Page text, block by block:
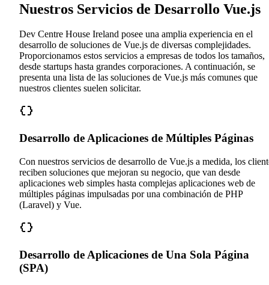
Nuestros Servicios de Desarrollo Vue.js
Dev Centre House Ireland posee una amplia experiencia en el
desarrollo de soluciones de Vue.js de diversas complejidades.
Proporcionamos estos servicios a empresas de todos los tamaños,
desde startups hasta grandes corporaciones. A continuación, se
presenta una lista de las soluciones de Vue.js más comunes que
nuestros clientes suelen solicitar.
Desarrollo de Aplicaciones de Múltiples Páginas
Con nuestros servicios de desarrollo de Vue.js a medida, los
reciben soluciones que mejoran su negocio, que van desde
aplicaciones web simples hasta complejas aplicaciones web de
múltiples páginas impulsadas por una combinación de PHP
(Laravel) y Vue.
Desarrollo de Aplicaciones de Una Sola Página
(SPA)